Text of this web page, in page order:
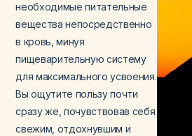
необходимые питательные
вещества непосредственно
в кровь, минуя
пищеварительную систему
для максимального усвоения.
Вы ощутите пользу почти
сразу же, почувствовав себя
свежим, отдохнувшим и